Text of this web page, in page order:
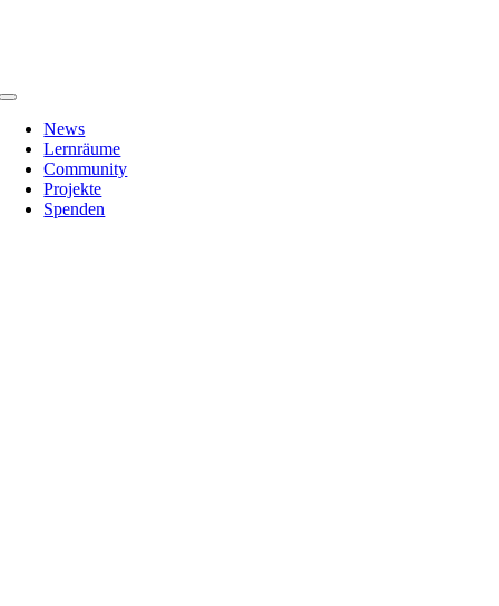
Toggle
Navigation
News
Lernräume
Community
Projekte
Spenden